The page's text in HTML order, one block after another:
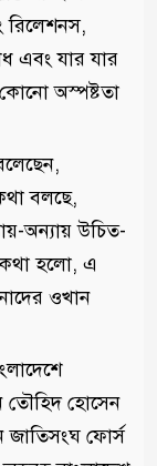
রিলেশনস,
এবং যার যার
অস্পষ্টতা
বলছে,
অন্যায় উচিত-
কথা হলো, এ
ওখান
তৌহিদ হোসেন
জাতিসংঘ ফোর্স